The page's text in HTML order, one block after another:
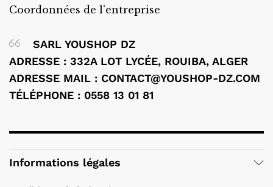
Coordonnées de l'entreprise
SARL YOUSHOP DZ
ADRESSE : 332A LOT LYCÉE, ROUIBA, ALGER
ADRESSE MAIL : CONTACT@YOUSHOP-DZ.COM
TÉLÉPHONE : 0558 13 01 81
Informations légales